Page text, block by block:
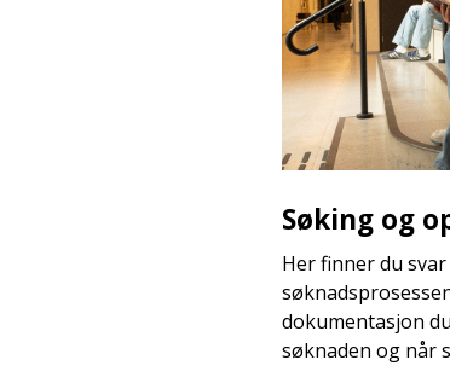
Søking og
Her finner du
dokumentasjon
søknaden og når